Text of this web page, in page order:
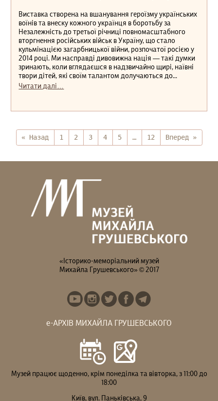
Виставка створена на вшанування героїзму українських
воїнів та внеску кожного українця в боротьбу за
Незалежність до третьої річниці повномасштабного
вторгнення російських військ в Україну, що стало
кульмінацією загарбницької війни, розпочатої росією у
2014 році. Ми насправді дивовижна нація — такі думки
зринають, коли вглядаєшся в надзвичайно щирі, наївні
твори дітей, які своїм талантом долучаються до...
Читати далі…
« Назад 1 2 3 4 5 … 12 Вперед »
«Історико-меморіальний музей
Михайла Грушевського» © 2017
е-АРХІВ МИХАЙЛА ГРУШЕВСЬКОГО
Музей працює щоденно, крім понеділка та вівторка, з 11:00 до
18:00
Київ, вул. Паньківська, 9